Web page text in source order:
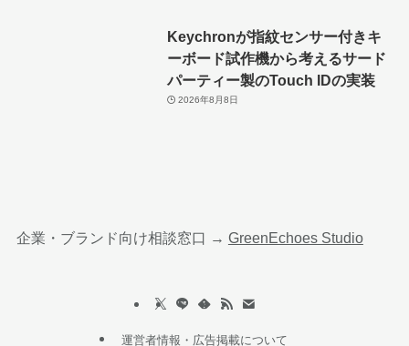
Keychronが指紋センサー付きキ
ーボード試作機から考えるサード
パーティー製のTouch IDの実装
2026年8月8日
企業・ブランド向け相談窓口 → GreenEchoes Studio
運営者情報・広告掲載について